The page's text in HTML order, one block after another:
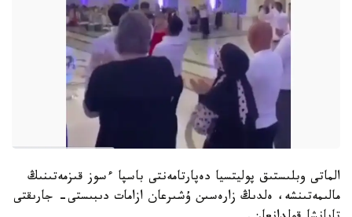
الماتى وبلىستىق پوليتسيا دەپارتامەنتى باسپا ءسوز قىزمەتىنىڭ
مالىمەتىنشە، ەلدىڭ زارەسىن ۇشىرعان ازامات دىبىستى- جارىقتى